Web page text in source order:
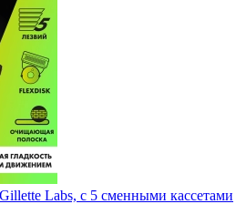
Labs, с 5 сменными кассетами